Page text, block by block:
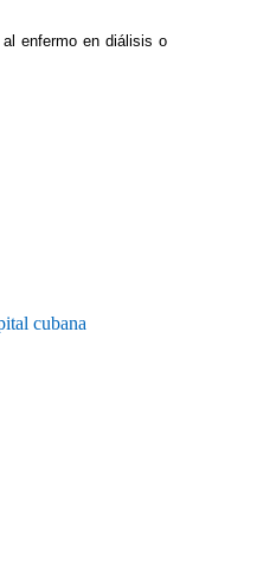
enfermo en diálisis o
cubana